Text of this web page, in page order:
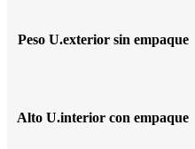
Peso U.exterior sin empaque
Alto U.interior con empaque